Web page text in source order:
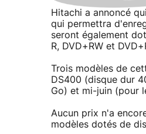
Hitachi a annoncé
qui permettra
seront également
R, DVD+RW et
Trois modèles de
DS400 (disque dur
Go) et mi-juin (pour
Aucun prix n'a
modèles dotés de